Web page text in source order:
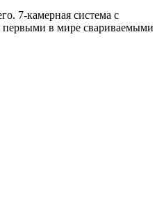
7-камерная система с
в мире свариваемыми